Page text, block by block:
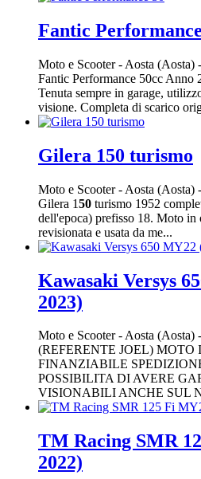
Fantic
Moto e Scooter- Aosta (Aosta) -
Fantic Performance 50cc Anno
Tenuta sempre in garage,
visione. Completa di scarico
Gilera 150 turismo
Moto e Scooter- Aosta (Aosta) -
Gilera 150 turismo 1952
dell'epoca) prefisso 18. Moto in
revisionata e usata da me...
Kawasaki Versys
2023)
Moto e Scooter-Aosta (Aosta) -
(REFERENTE JOEL) MOTO
FINANZIABILE
POSSIBILITA DI AVERE
VISIONABILI ANCHE SUL
TM Racing SMR
2022)